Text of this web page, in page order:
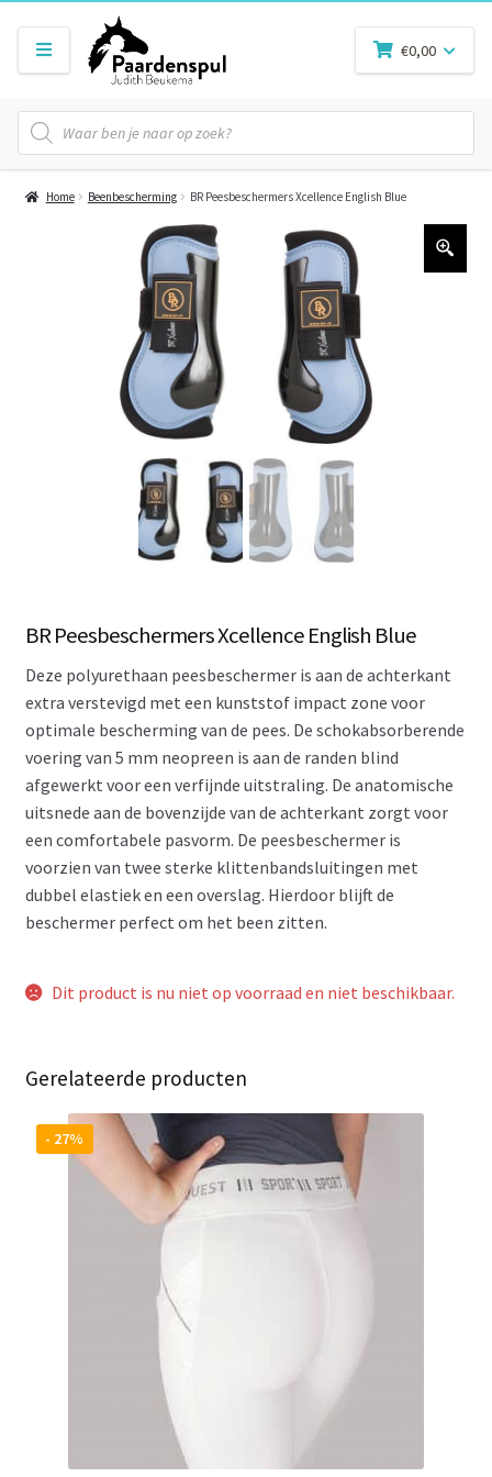
Producten
zoeken
€0,00
Home Beenbescherming BR Peesbeschermers Xcellence English Blue
BR Peesbeschermers Xcellence English Blue
Deze polyurethaan peesbeschermer is aan de achterkant
extra verstevigd met een kunststof impact zone voor
optimale bescherming van de pees. De schokabsorberende
voering van 5 mm neopreen is aan de randen blind
afgewerkt voor een verfijnde uitstraling. De anatomische
uitsnede aan de bovenzijde van de achterkant zorgt voor
een comfortabele pasvorm. De peesbeschermer is
voorzien van twee sterke klittenbandsluitingen met
dubbel elastiek en een overslag. Hierdoor blijft de
beschermer perfect om het been zitten.
Dit product is nu niet op voorraad en niet beschikbaar.
Gerelateerde producten
- 27%